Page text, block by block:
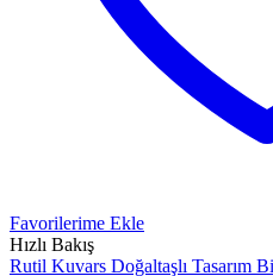
Favorilerime Ekle
Hızlı Bakış
Rutil Kuvars Doğaltaşlı Tasarım